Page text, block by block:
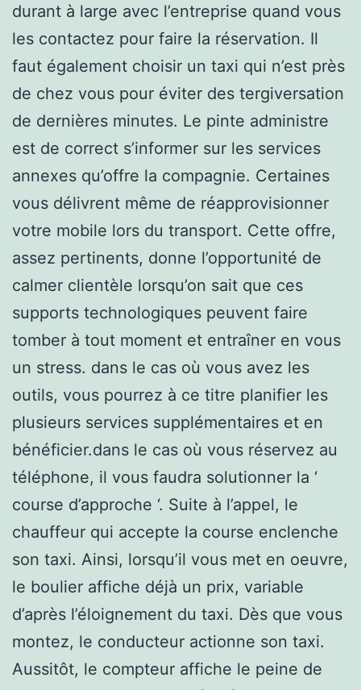
durant à large avec l’entreprise quand vous
les contactez pour faire la réservation. Il
faut également choisir un taxi qui n’est près
de chez vous pour éviter des tergiversation
de dernières minutes. Le pinte administre
est de correct s’informer sur les services
annexes qu’offre la compagnie. Certaines
vous délivrent même de réapprovisionner
votre mobile lors du transport. Cette offre,
assez pertinents, donne l’opportunité de
calmer clientèle lorsqu’on sait que ces
supports technologiques peuvent faire
tomber à tout moment et entraîner en vous
un stress. dans le cas où vous avez les
outils, vous pourrez à ce titre planifier les
plusieurs services supplémentaires et en
bénéficier.dans le cas où vous réservez au
téléphone, il vous faudra solutionner la ‘
course d’approche ‘. Suite à l’appel, le
chauffeur qui accepte la course enclenche
son taxi. Ainsi, lorsqu’il vous met en oeuvre,
le boulier affiche déjà un prix, variable
d’après l’éloignement du taxi. Dès que vous
montez, le conducteur actionne son taxi.
Aussitôt, le compteur affiche le peine de